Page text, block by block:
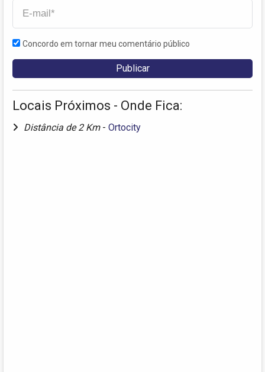
Concordo em tornar meu comentário público
Locais Próximos - Onde Fica:
Distância de 2 Km - Ortocity